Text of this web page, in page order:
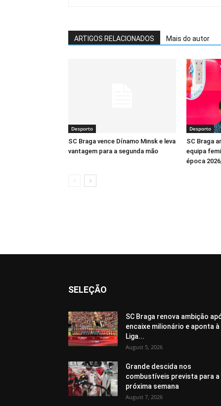
ARTIGOS RELACIONADOS Mais do autor
Desporto
SC Braga vence Dínamo Minsk e leva
vantagem para a segunda mão
Desporto
SC Braga
equipa
época
SELEÇÃO
SC Braga renova ambição
encaixe milionário e aponta à
Liga...
August 5, 2026
Grande descida nos
combustíveis prevista para a
próxima semana
August 7, 2026